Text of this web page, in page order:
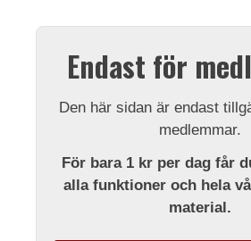
Endast för
Den här sidan är endast
medlemmar.
För bara 1 kr per dag får
alla funktioner och hela
material.